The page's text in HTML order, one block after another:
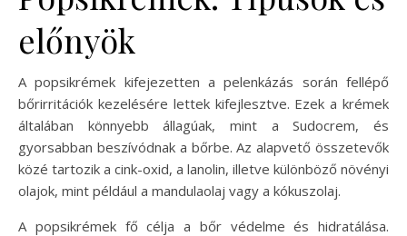
előnyök
A popsikrémek kifejezetten a pelenkázás során fellépő
bőrirritációk kezelésére lettek kifejlesztve. Ezek a krémek
általában könnyebb állagúak, mint a Sudocrem, és
gyorsabban beszívódnak a bőrbe. Az alapvető összetevők
közé tartozik a cink-oxid, a lanolin, illetve különböző növényi
olajok, mint például a mandulaolaj vagy a kókuszolaj.
A popsikrémek fő célja a bőr védelme és hidratálása.